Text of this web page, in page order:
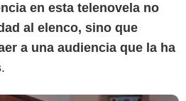
en esta telenovela no
al elenco, sino que
a una audiencia que la ha
.